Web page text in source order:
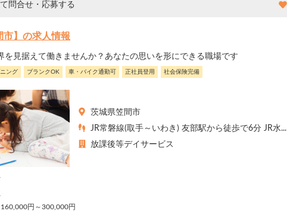
問合せ・応募する
市】の求人情報
を見据えて働きませんか？あなたの思いを形にできる職場です
ング ブランクOK 車・バイク通勤可 正社員登用 社会保険完備
茨城県笠間市
JR常磐線(取手～いわき) 友部駅から徒歩で6分 JR水...
放課後等デイサービス
160,000円～300,000円